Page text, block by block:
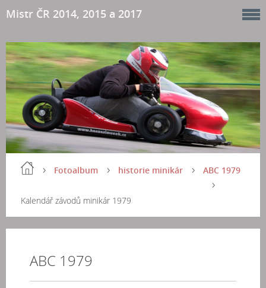
Mistr ČR 2014, 2015 a 2017
Fotoalbum historie minikár ABC 1979
Kalendář závodů minikár 1979
ABC 1979